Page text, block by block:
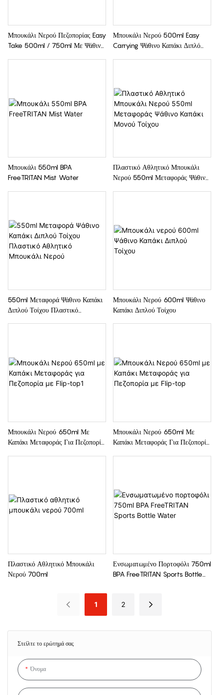
Στείλτε το ερώτημά σας
Όνομα
Μπουκάλι Νερού Πεζοπορίας Easy
Take 500ml / 750ml Με Ψάθινο
Μπουκάλι Νερού 500ml Easy
Carrying Ψάθινο Καπάκι Διπλό
Μπουκάλι 550ml BPA
FreeTRITAN Mist Water
Πλαστικό Αθλητικό Μπουκάλι
Νερού 550ml Μεταφοράς Ψάθινο
550ml Μεταφορά Ψάθινο Καπάκι
Διπλού Τοίχου Πλαστικό
Μπουκάλι Νερού 600ml Ψάθινο
Καπάκι Διπλού Τοίχου
Μπουκάλι Νερού 650ml Με
Καπάκι Μεταφοράς Για Πεζοπορία
Μπουκάλι Νερού 650ml Με
Καπάκι Μεταφοράς Για Πεζοπορία
Πλαστικό Αθλητικό Μπουκάλι
Νερού 700ml
Ενσωματωμένο Πορτοφόλι 750ml
BPA FreeTRITAN Sports Bottle
1 2